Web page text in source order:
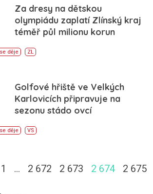
Za dresy na dětskou
olympiádu zaplatí Zlínský kraj
téměř půl milionu korun
děje ZL
Golfové hřiště ve Velkých
Karlovicích připravuje na
sezonu stádo ovcí
děje VS
1 … 2 672 2 673 2 674 2 675